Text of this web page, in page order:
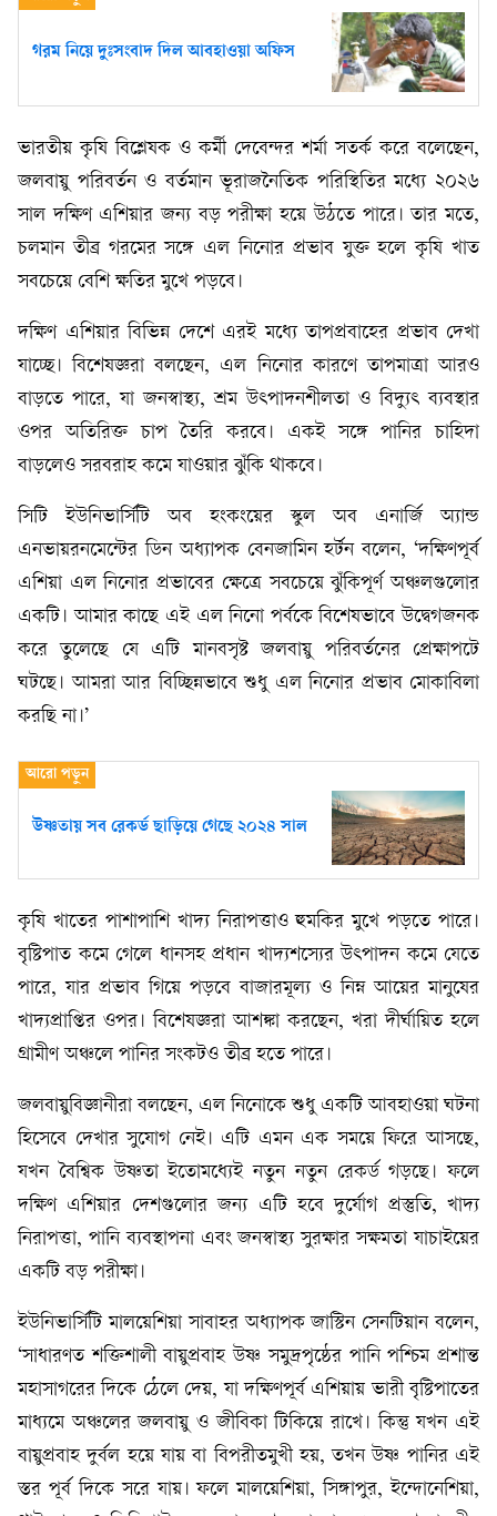
গরম নিয়ে দুঃসংবাদ দিল আবহাওয়া অফিস
ভারতীয় কৃষি বিশ্লেষক ও কর্মী দেবেন্দর শর্মা সতর্ক করে বলেছেন,
জলবায়ু পরিবর্তন ও বর্তমান ভূরাজনৈতিক পরিস্থিতির মধ্যে ২০২৬
সাল দক্ষিণ এশিয়ার জন্য বড় পরীক্ষা হয়ে উঠতে পারে। তার মতে,
চলমান তীব্র গরমের সঙ্গে এল নিনোর প্রভাব যুক্ত হলে কৃষি খাত
সবচেয়ে বেশি ক্ষতির মুখে পড়বে।
দক্ষিণ এশিয়ার বিভিন্ন দেশে এরই মধ্যে তাপপ্রবাহের প্রভাব দেখা
যাচ্ছে। বিশেষজ্ঞরা বলছেন, এল নিনোর কারণে তাপমাত্রা আরও
বাড়তে পারে, যা জনস্বাস্থ্য, শ্রম উৎপাদনশীলতা ও বিদ্যুৎ ব্যবস্থার
ওপর অতিরিক্ত চাপ তৈরি করবে। একই সঙ্গে পানির চাহিদা
বাড়লেও সরবরাহ কমে যাওয়ার ঝুঁকি থাকবে।
সিটি ইউনিভার্সিটি অব হংকংয়ের স্কুল অব এনার্জি অ্যান্ড
এনভায়রনমেন্টের ডিন অধ্যাপক বেনজামিন হর্টন বলেন, ‘দক্ষিণপূর্ব
এশিয়া এল নিনোর প্রভাবের ক্ষেত্রে সবচেয়ে ঝুঁকিপূর্ণ অঞ্চলগুলোর
একটি। আমার কাছে এই এল নিনো পর্বকে বিশেষভাবে উদ্বেগজনক
করে তুলেছে যে এটি মানবসৃষ্ট জলবায়ু পরিবর্তনের প্রেক্ষাপটে
ঘটছে। আমরা আর বিচ্ছিন্নভাবে শুধু এল নিনোর প্রভাব মোকাবিলা
করছি না।’
উষ্ণতায় সব রেকর্ড ছাড়িয়ে গেছে ২০২৪ সাল
কৃষি খাতের পাশাপাশি খাদ্য নিরাপত্তাও হুমকির মুখে পড়তে পারে।
বৃষ্টিপাত কমে গেলে ধানসহ প্রধান খাদ্যশস্যের উৎপাদন কমে যেতে
পারে, যার প্রভাব গিয়ে পড়বে বাজারমূল্য ও নিম্ন আয়ের মানুষের
খাদ্যপ্রাপ্তির ওপর। বিশেষজ্ঞরা আশঙ্কা করছেন, খরা দীর্ঘায়িত হলে
গ্রামীণ অঞ্চলে পানির সংকটও তীব্র হতে পারে।
জলবায়ুবিজ্ঞানীরা বলছেন, এল নিনোকে শুধু একটি আবহাওয়া ঘটনা
হিসেবে দেখার সুযোগ নেই। এটি এমন এক সময়ে ফিরে আসছে,
যখন বৈশ্বিক উষ্ণতা ইতোমধ্যেই নতুন নতুন রেকর্ড গড়ছে। ফলে
দক্ষিণ এশিয়ার দেশগুলোর জন্য এটি হবে দুর্যোগ প্রস্তুতি, খাদ্য
নিরাপত্তা, পানি ব্যবস্থাপনা এবং জনস্বাস্থ্য সুরক্ষার সক্ষমতা যাচাইয়ের
একটি বড় পরীক্ষা।
ইউনিভার্সিটি মালয়েশিয়া সাবাহর অধ্যাপক জাস্টিন সেনটিয়ান বলেন,
‘সাধারণত শক্তিশালী বায়ুপ্রবাহ উষ্ণ সমুদ্রপৃষ্ঠের পানি পশ্চিম প্রশান্ত
মহাসাগরের দিকে ঠেলে দেয়, যা দক্ষিণপূর্ব এশিয়ায় ভারী বৃষ্টিপাতের
মাধ্যমে অঞ্চলের জলবায়ু ও জীবিকা টিকিয়ে রাখে। কিন্তু যখন এই
বায়ুপ্রবাহ দুর্বল হয়ে যায় বা বিপরীতমুখী হয়, তখন উষ্ণ পানির এই
স্তর পূর্ব দিকে সরে যায়। ফলে মালয়েশিয়া, সিঙ্গাপুর, ইন্দোনেশিয়া,